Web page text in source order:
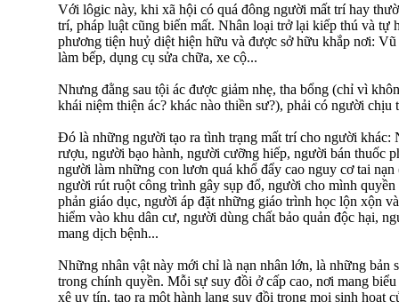
Với lôgic này, khi xã hội có quá đông người mất trí hay
trí, pháp luật cũng biến mất. Nhân loại trở lại kiếp thú và tự
phương tiện huỷ diệt hiện hữu và được sở hữu khắp nơi:
làm bếp, dụng cụ sửa chữa, xe cộ...
Nhưng đằng sau tội ác được giảm nhẹ, tha bổng (chỉ vì
khái niệm thiện ác? khác nào thiền sư?), phải có người chịu
Đó là những người tạo ra tình trạng mất trí cho người khác:
rượu, người bạo hành, người cưỡng hiếp, người bán thuốc
người làm những con lươn quá khổ đẩy cao nguy cơ tai
người rút ruột công trình gây sụp đổ, người cho mình
phản giáo dục, người áp đặt những giáo trình học lộn xộn
hiểm vào khu dân cư, người dùng chất bảo quản độc hại,
mang dịch bệnh...
Những nhân vật này mới chỉ là nạn nhân lớn, là những bản
trong chính quyền. Mỗi sự suy đồi ở cấp cao, nơi mang
xê uy tín, tạo ra một hành lang suy đồi trong mọi sinh hoạt